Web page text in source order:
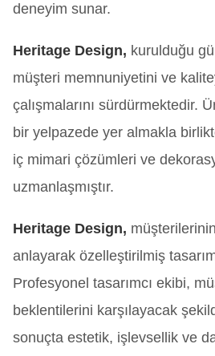
deneyim sunar.
Heritage Design, kurulduğu
müşteri memnuniyetini ve
çalışmalarını sürdürmektedir.
bir yelpazede yer almakla
iç mimari çözümleri ve
uzmanlaşmıştır.
Heritage Design,
anlayarak özelleştirilmiş
Profesyonel tasarımcı ekibi,
beklentilerini karşılayacak
sonuçta estetik, işlevsellik ve